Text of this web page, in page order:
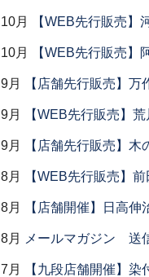
10月 【WEB先行販売】
10月 【WEB先行販売】
9月 【店舗先行販売】万
9月 【WEB先行販売】
9月 【店舗先行販売】木
8月 【WEB先行販売】
8月 【店舗開催】日高
8月 メールマガジン 送
7月 【九段店舗開催】染